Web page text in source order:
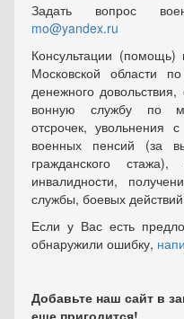
Задать вопрос
mo@yandex.ru
Консультации
Московской области
денежного
вонную службу по
отсрочек, увольнения
военных пенсий (за
гражданского
инвалидности,
службы, боевых
Если у Вас есть
обнаружили ошибку,
Добавьте наш сайт в